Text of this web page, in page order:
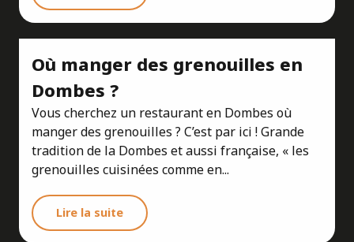
Où manger des grenouilles en
Dombes ?
Vous cherchez un restaurant en Dombes où
manger des grenouilles ? C’est par ici ! Grande
tradition de la Dombes et aussi française, « les
grenouilles cuisinées comme en...
Lire la suite